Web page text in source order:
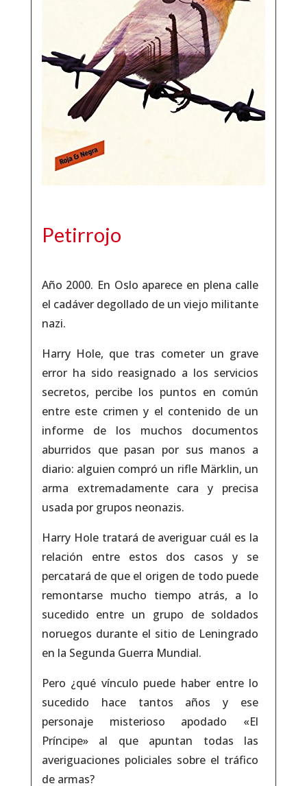
Petirrojo
Año 2000. En Oslo aparece en plena calle
el cadáver degollado de un viejo militante
nazi.
Harry Hole, que tras cometer un grave
error ha sido reasignado a los servicios
secretos, percibe los puntos en común
entre este crimen y el contenido de un
informe de los muchos documentos
aburridos que pasan por sus manos a
diario: alguien compró un rifle Märklin, un
arma extremadamente cara y precisa
usada por grupos neonazis.
Harry Hole tratará de averiguar cuál es la
relación entre estos dos casos y se
percatará de que el origen de todo puede
remontarse mucho tiempo atrás, a lo
sucedido entre un grupo de soldados
noruegos durante el sitio de Leningrado
en la Segunda Guerra Mundial.
Pero ¿qué vínculo puede haber entre lo
sucedido hace tantos años y ese
personaje misterioso apodado «El
Príncipe» al que apuntan todas las
averiguaciones policiales sobre el tráfico
de armas?